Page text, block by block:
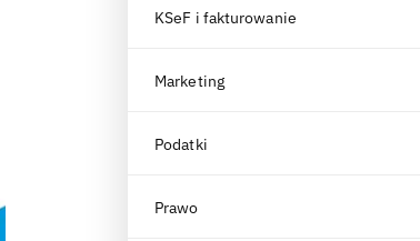
KSeF i fakturowanie
Marketing
Podatki
Prawo